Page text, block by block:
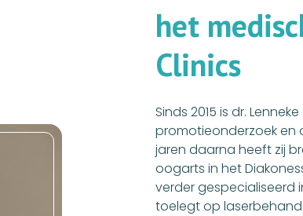
het medisc
Clinics
Sinds 2015 is dr.
promotieonderzoek en
jaren daarna heeft zij
oogarts in het
verder gespecialiseerd
toelegt op